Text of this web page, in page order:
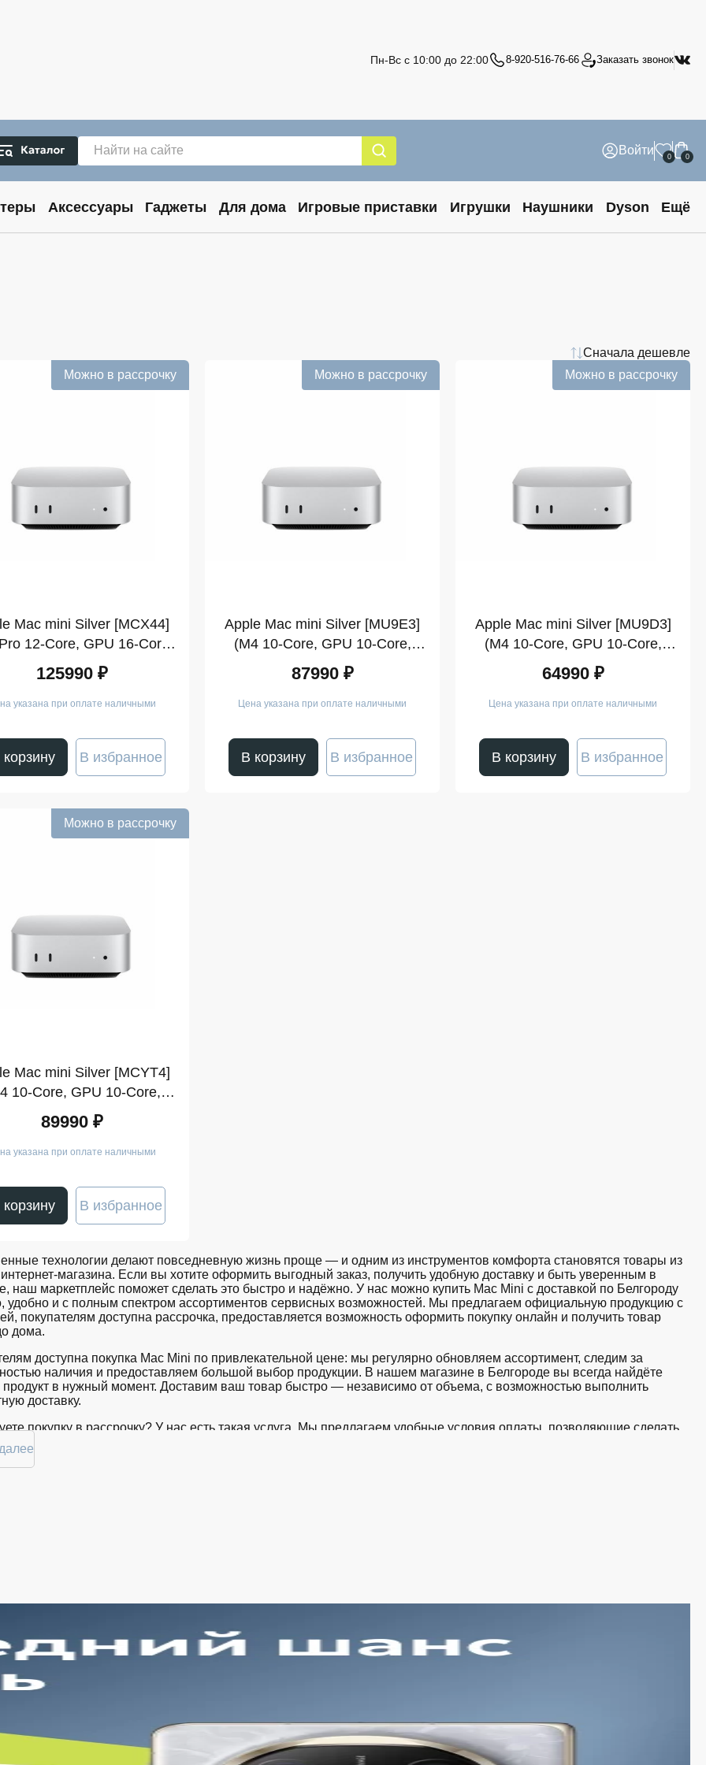
Пн-Вс с 10:00 до 22:00 8-920-516-76-66 Заказать звонок
Войти 0 0
Аксессуары Гаджеты Для дома Игровые приставки Игрушки Наушники Dyson Ещё
Сначала дешевле
Можно в рассрочку
Mac mini Silver [MCX44]
12-Core, GPU 16-Core,
24GB, 512GB)
125990 ₽
указана при оплате наличными
В избранное
Можно в рассрочку
Apple Mac mini Silver [MU9E3]
(M4 10-Core, GPU 10-Core,
16GB, 512GB)
87990 ₽
Цена указана при оплате наличными
В корзину В избранное
Можно в рассрочку
Apple Mac mini Silver [MU9D3]
(M4 10-Core, GPU 10-Core,
16GB, 256GB)
64990 ₽
Цена указана при оплате наличными
В корзину В избранное
Можно в рассрочку
Mac mini Silver [MCYT4]
10-Core, GPU 10-Core,
24GB, 512GB)
89990 ₽
указана при оплате наличными
В избранное
технологии делают повседневную жизнь проще — и одним из инструментов комфорта становятся товары из
магазина. Если вы хотите оформить выгодный заказ, получить удобную доставку и быть уверенным в
наш маркетплейс поможет сделать это быстро и надёжно. У нас можно купить Mac Mini с доставкой по Белгороду
удобно и с полным спектром ассортиментов сервисных возможностей. Мы предлагаем официальную продукцию с
покупателям доступна рассрочка, предоставляется возможность оформить покупку онлайн и получить товар
дома.
доступна покупка Mac Mini по привлекательной цене: мы регулярно обновляем ассортимент, следим за
наличия и предоставляем большой выбор продукции. В нашем магазине в Белгороде вы всегда найдёте
в нужный момент. Доставим ваш товар быстро — независимо от объема, с возможностью выполнить
доставку.
покупку в рассрочку? У нас есть такая услуга. Мы предлагаем удобные условия оплаты, позволяющие сделать
вы сможете в кратчайшие сроки.
наличие на складе. Информация о наличии обновляется в режиме реального времени.
цена Mac Mini без скрытых комиссий. Все цены на сайте прозрачны и соответствуют итоговой сумме при
заказа.
детали по рассрочке прямо в карточке товара.
доставка по Белгороду. Курьерская служба работает ежедневно и доставляет заказы по всему